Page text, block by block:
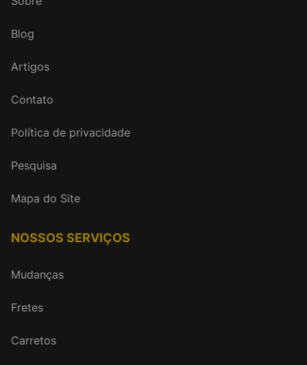
Blog
Artigos
Contato
Política de privacidade
Pesquisa
Mapa do Site
NOSSOS SERVIÇOS
Mudanças
Fretes
Carretos